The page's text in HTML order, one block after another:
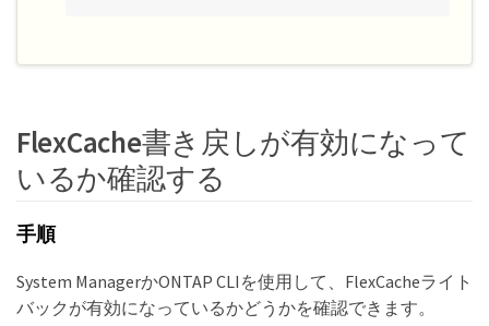
FlexCache書き戻しが有効になって
いるか確認する
手順
System ManagerかONTAP CLIを使用して、FlexCacheライト
バックが有効になっているかどうかを確認できます。